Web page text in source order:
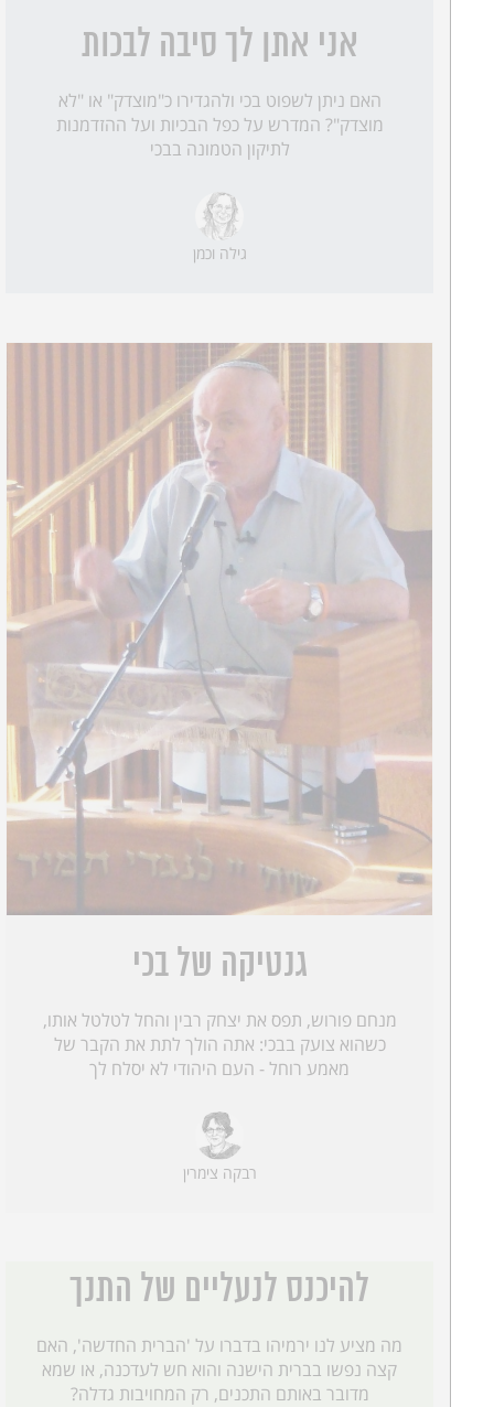
אני אתן לך סיבה לבכות
האם ניתן לשפוט בכי ולהגדירו כ"מוצדק" או "לא
מוצדק"? המדרש על כפל הבכיות ועל ההזדמנות
לתיקון הטמונה בבכי
גילה וכמן
גנטיקה של בכי
מנחם פורוש, תפס את יצחק רבין והחל לטלטל אותו,
כשהוא צועק בבכי: אתה הולך לתת את הקבר של
מאמע רוחל - העם היהודי לא יסלח לך
רבקה צימרין
להיכנס לנעליים של התנך
מה מציע לנו ירמיהו בדברו על 'הברית החדשה', האם
קצה נפשו בברית הישנה והוא חש לעדכנה, או שמא
מדובר באותם התכנים, רק המחויבות גדלה?